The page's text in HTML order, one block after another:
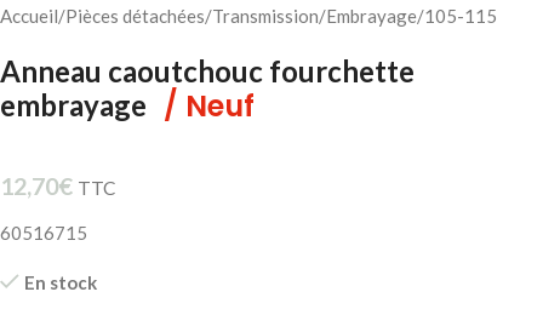
Accueil/Pièces détachées/Transmission/Embrayage/105-115
Anneau caoutchouc fourchette
embrayage / Neuf
12,70€ TTC
60516715
En stock